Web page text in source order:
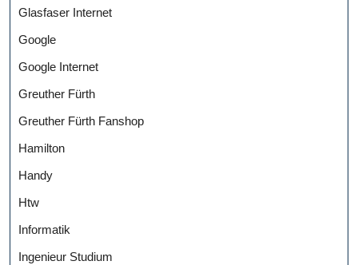
Glasfaser Internet
Google
Google Internet
Greuther Fürth
Greuther Fürth Fanshop
Hamilton
Handy
Htw
Informatik
Ingenieur Studium